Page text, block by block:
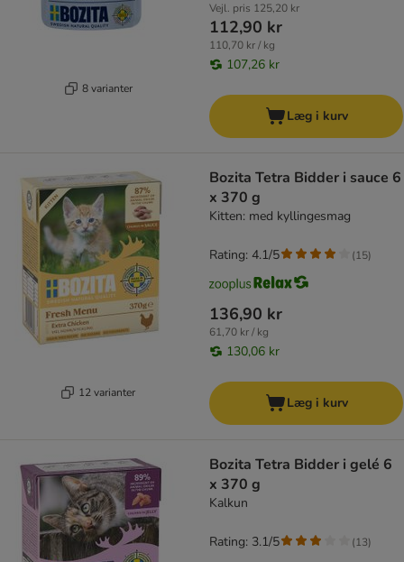
8 varianter
Vejl. pris 125,20 kr
112,90 kr
110,70 kr / kg
107,26 kr
Læg i kurv
12 varianter
Bozita Tetra Bidder i sauce 6
x 370 g
Kitten: med kyllingesmag
136,90 kr
61,70 kr / kg
130,06 kr
Rating: 4.1/5 (15)
Læg i kurv
Bozita Tetra Bidder i gelé 6
x 370 g
Kalkun
Rating: 3.1/5 (13)